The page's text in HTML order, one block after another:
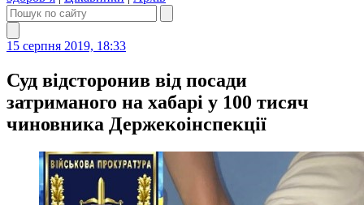
15 серпня 2019, 18:33
Суд відсторонив від посади
затриманого на хабарі у 100 тисяч
чиновника Держекоінспекції